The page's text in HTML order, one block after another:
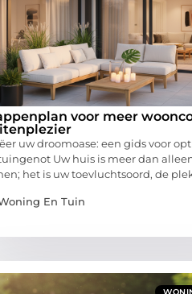
voor meer
uw droomoase: een gids voor
Uw huis is meer dan
het is uw toevluchtsoord, de
En Tuin